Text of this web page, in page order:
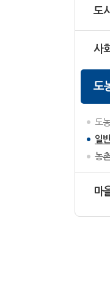
도
사
도
도
일
농
마